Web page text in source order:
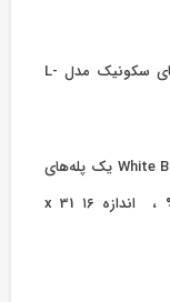
ابزار ایجاد پروفایل دوربین ولنز با فلاش متر های سکونیک مدل L-
بعلاوه اندازه‌گیری نور انعکاسی و تنظیم White Balance یک پله‌های
خاکستری استاندارد ، طرف دیگر خاکستری ۱۸% ، اندازه ۱۶ x 31